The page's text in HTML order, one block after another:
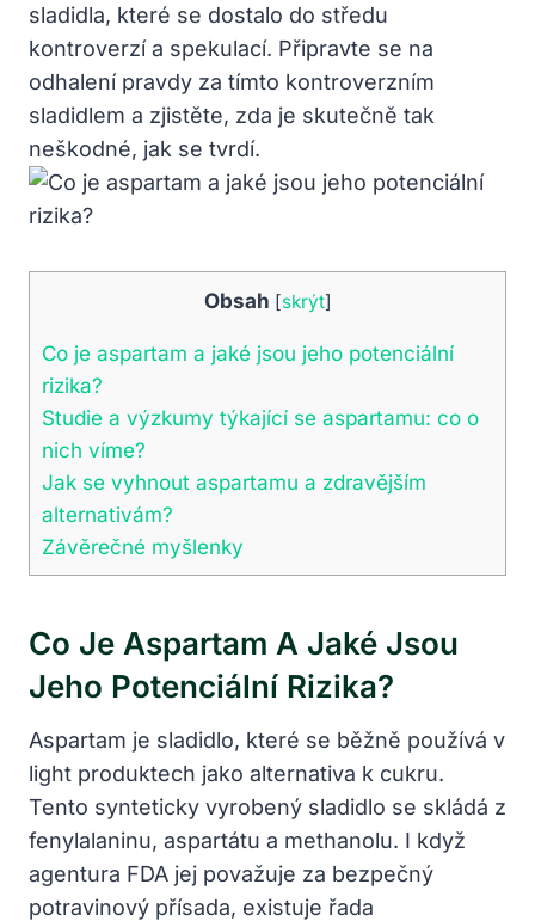
sladidla, které se dostalo do středu
kontroverzí a spekulací. Připravte se na
odhalení pravdy za tímto kontroverzním
sladidlem a zjistěte, zda je skutečně tak
neškodné, jak se tvrdí.
Obsah [skrýt]
Co je aspartam a jaké jsou jeho potenciální
rizika?
Studie a výzkumy týkající se aspartamu: co o
nich víme?
Jak se vyhnout aspartamu a zdravějším
alternativám?
Závěrečné myšlenky
Co Je Aspartam A Jaké Jsou
Jeho Potenciální Rizika?
Aspartam je sladidlo, které se běžně používá v
light produktech jako alternativa k cukru.
Tento synteticky vyrobený sladidlo se skládá z
fenylalaninu, aspartátu a methanolu. I když
agentura FDA jej považuje za bezpečný
potravinový přísada, existuje řada